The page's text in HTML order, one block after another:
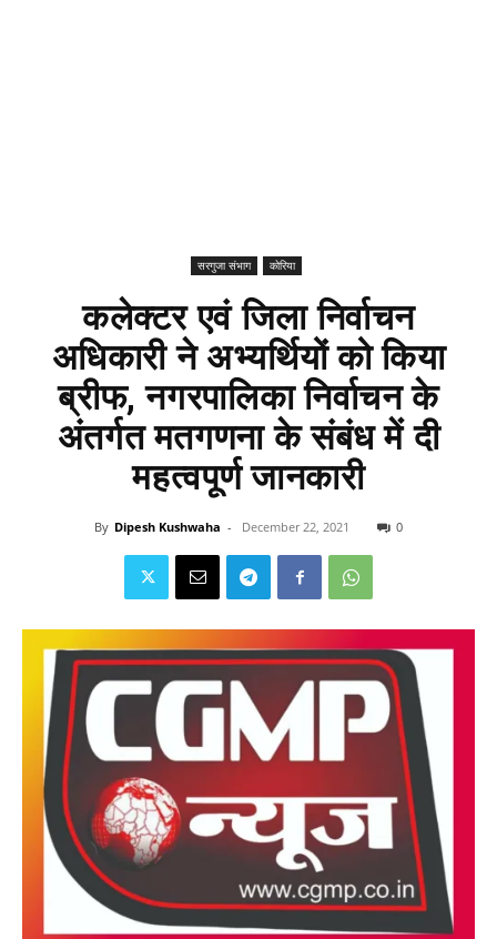
सरगुजा संभाग कोरिया
कलेक्टर एवं जिला निर्वाचन
अधिकारी ने अभ्यर्थियों को किया
ब्रीफ, नगरपालिका निर्वाचन के
अंतर्गत मतगणना के संबंध में दी
महत्वपूर्ण जानकारी
By Dipesh Kushwaha - December 22, 2021 0